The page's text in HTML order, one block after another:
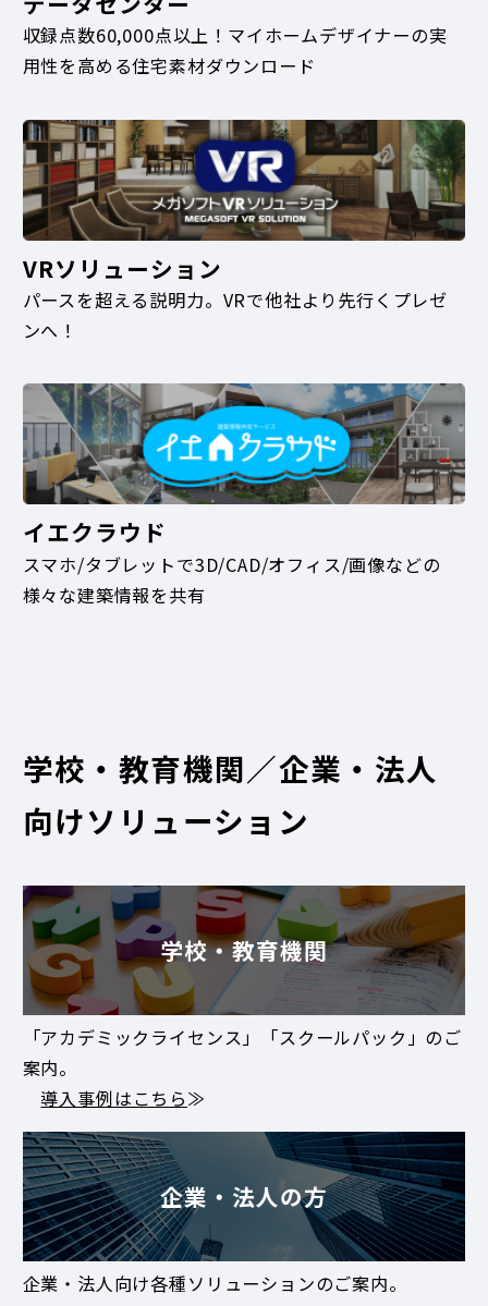
収録点数60,000点以上！マイホームデザイナーの実
用性を高める住宅素材ダウンロード
VRソリューション
パースを超える説明力。VRで他社より先行くプレゼ
ンへ！
イエクラウド
スマホ/タブレットで3D/CAD/オフィス/画像などの
様々な建築情報を共有
学校・教育機関／企業・法人
向けソリューション
学校・教育機関
「アカデミックライセンス」「スクールパック」のご
案内。
導入事例はこちら≫
企業・法人の方
企業・法人向け各種ソリューションのご案内。